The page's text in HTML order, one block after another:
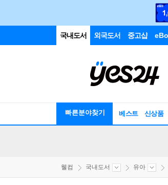
국내도서 외국도서 중고샵
빠른분야찾기 베스트 신상품
웰컴 국내도서 유아